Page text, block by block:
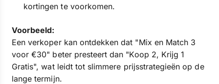
kortingen te voorkomen.
Voorbeeld:
Een verkoper kan ontdekken dat "Mix en Match 3
voor €30" beter presteert dan "Koop 2, Krijg 1
Gratis", wat leidt tot slimmere prijsstrategieën op de
lange termijn.